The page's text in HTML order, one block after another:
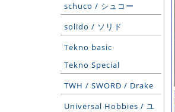
schuco / シュコー
solido / ソリド
Tekno basic
Tekno Special
TWH / SWORD / Drake
Universal Hobbies / ユ